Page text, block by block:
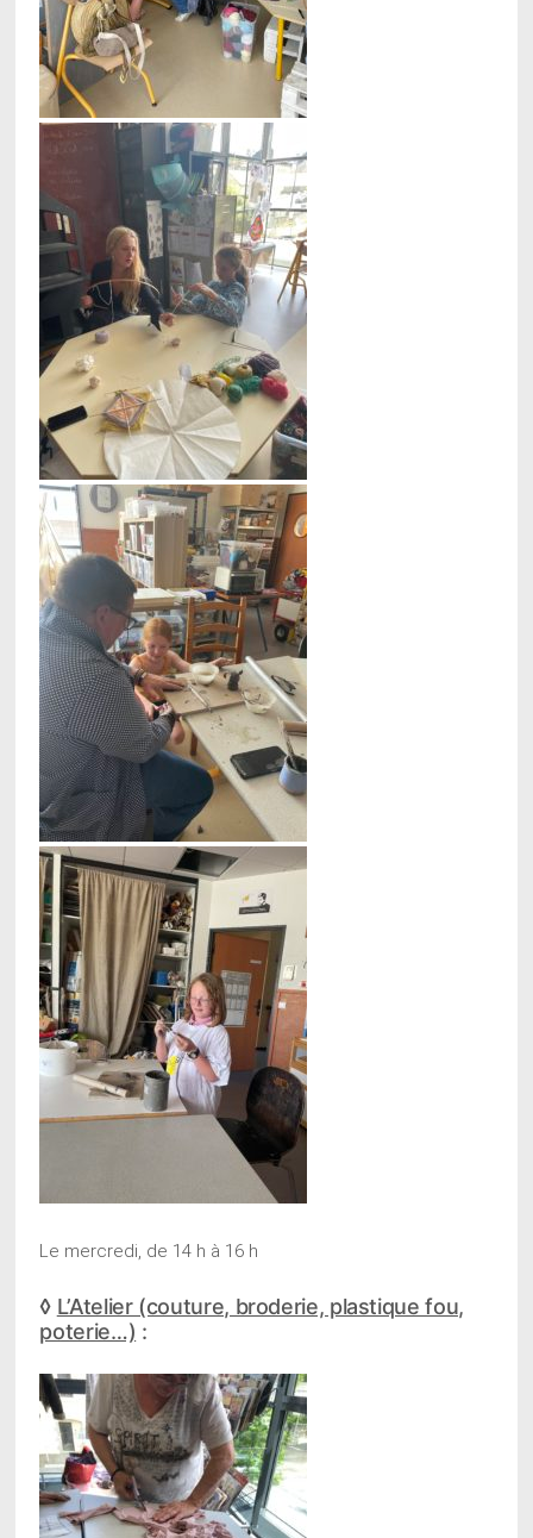
Le mercredi, de 14 h à 16 h
◊ L’Atelier (couture, broderie, plastique fou,
poterie…) :